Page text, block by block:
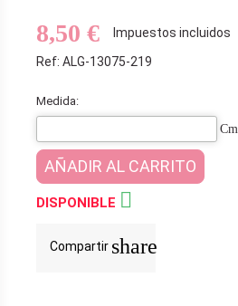
8,50 €
Impuestos incluidos
Ref: ALG-13075-219
Medida:
Cm
AÑADIR AL CARRITO
DISPONIBLE 
Compartir share